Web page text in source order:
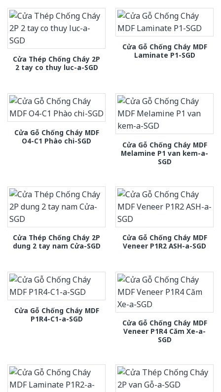
Cửa Thép Chống Cháy 2P
2 tay co thuy luc-a-SGD
Cửa Gỗ Chống Cháy MDF
Laminate P1-SGD
Cửa Gỗ Chống Cháy MDF
O4-C1 Phào chi-SGD
Cửa Gỗ Chống Cháy MDF
Melamine P1 van kem-a-
SGD
Cửa Thép Chống Cháy 2P
dung 2 tay nam Cửa-SGD
Cửa Gỗ Chống Cháy MDF
Veneer P1R2 ASH-a-SGD
Cửa Gỗ Chống Cháy MDF
P1R4-C1-a-SGD
Cửa Gỗ Chống Cháy MDF
Veneer P1R4 Căm Xe-a-
SGD